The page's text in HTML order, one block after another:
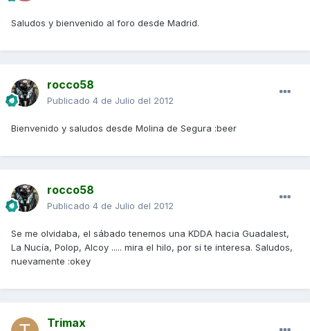
Saludos y bienvenido al foro desde Madrid.
rocco58
Publicado 4 de Julio del 2012
Bienvenido y saludos desde Molina de Segura :beer
rocco58
Publicado 4 de Julio del 2012
Se me olvidaba, el sábado tenemos una KDDA hacia Guadalest,
La Nucía, Polop, Alcoy ..... mira el hilo, por si te interesa. Saludos,
nuevamente :okey
Trimax